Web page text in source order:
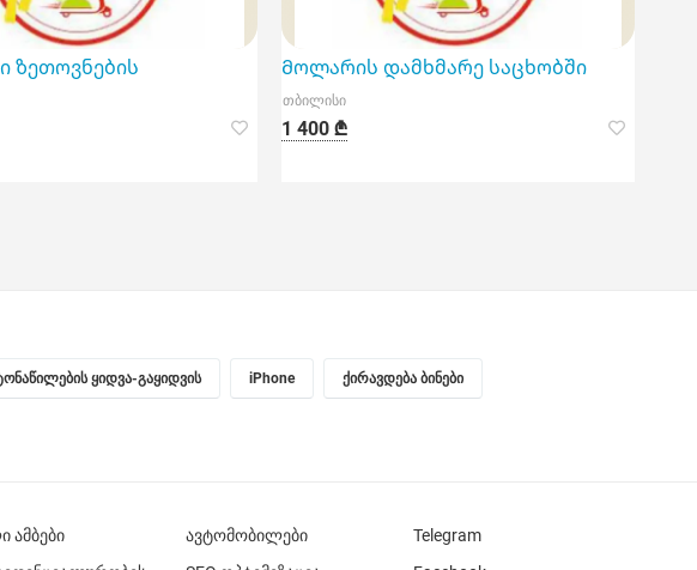
ზეთოვნების Მოლარის დამხმარე საცხობში
თბილისი
1 400 ₾
ყიდვა-გაყიდვის iPhone ქირავდება ბინები
ამბები
ავტომობილები
Telegram